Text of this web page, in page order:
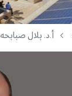
أ.د. بلال صبابحه